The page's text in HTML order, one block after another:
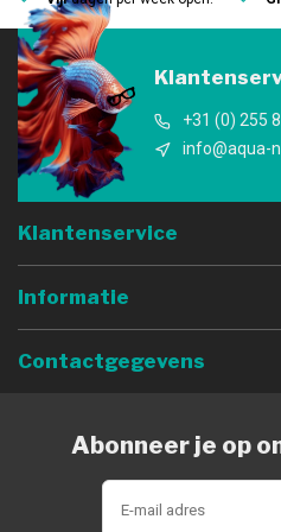
+31 (0) 255
info@aqua-
Klantenservice
Informatie
Contactgegevens
Abonneer je op